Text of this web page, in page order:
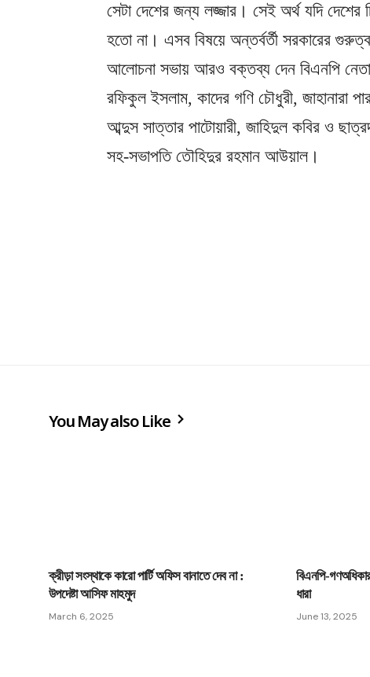
সেটা দেশের জন্য লজ্জার। সেই অর্থ যদি দেশের
হতো না। এসব বিষয়ে অন্তর্বর্তী সরকারের
আলোচনা সভায় আরও বক্তব্য দেন বিএনপি
রফিকুল ইসলাম, কাদের গণি চৌধুরী, জাহানারা
আব্দুস সাত্তার পাটোয়ারী, জাহিদুল কবির ও
সহ-সভাপতি তৌহিদুর রহমান আউয়াল।
You May also Like
ক্রীড়া সংস্থাকে কারো পার্টি অফিস বানাতে দেব না :
উপদেষ্টা আসিফ মাহমুদ
March 6, 2025
বিএনপি-
ধারা
June 13, 2025